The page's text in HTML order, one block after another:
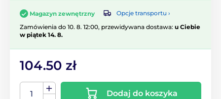
Magazyn zewnętrzny
Opcje transportu ›
Zamówienia do 10. 8. 12:00, przewidywana dostawa: u Ciebie
w piątek 14. 8.
104.50 zł
Dodaj do koszyka